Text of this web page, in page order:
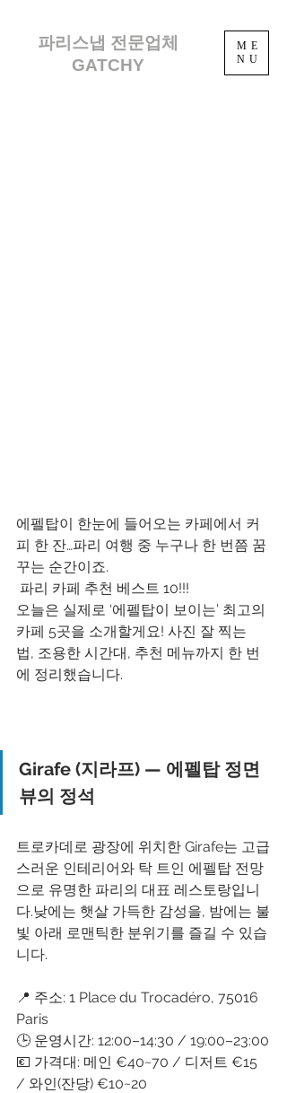
ME
NU
파리스냅 전문업체
GATCHY
에펠탑이 한눈에 들어오는 카페에서 커
피 한 잔…파리 여행 중 누구나 한 번쯤 꿈
꾸는 순간이죠.
파리 카페 추천 베스트 10!!!
오늘은 실제로 ‘에펠탑이 보이는’ 최고의
카페 5곳을 소개할게요! 사진 잘 찍는
법, 조용한 시간대, 추천 메뉴까지 한 번
에 정리했습니다.
Girafe (지라프) — 에펠탑 정면
뷰의 정석
트로카데로 광장에 위치한 Girafe는 고급
스러운 인테리어와 탁 트인 에펠탑 전망
으로 유명한 파리의 대표 레스토랑입니
다.낮에는 햇살 가득한 감성을, 밤에는 불
빛 아래 로맨틱한 분위기를 즐길 수 있습
니다.
📍 주소: 1 Place du Trocadéro, 75016
Paris
🕒 운영시간: 12:00–14:30 / 19:00–23:00
💶 가격대: 메인 €40~70 / 디저트 €15
/ 와인(잔당) €10~20